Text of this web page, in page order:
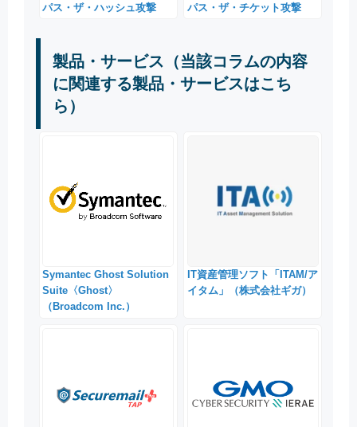
パス・ザ・ハッシュ攻撃 パス・ザ・チケット攻撃
製品・サービス（当該コラムの内容
に関連する製品・サービスはこち
ら）
Symantec Ghost Solution
Suite〈Ghost〉
（Broadcom Inc.）
IT資産管理ソフト「ITAM/ア
イタム」（株式会社ギガ）